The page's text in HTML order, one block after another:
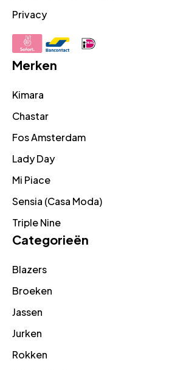
Privacy
Merken
Kimara
Chastar
Fos Amsterdam
Lady Day
Mi Piace
Sensia (Casa Moda)
Triple Nine
Categorieën
Blazers
Broeken
Jassen
Jurken
Rokken